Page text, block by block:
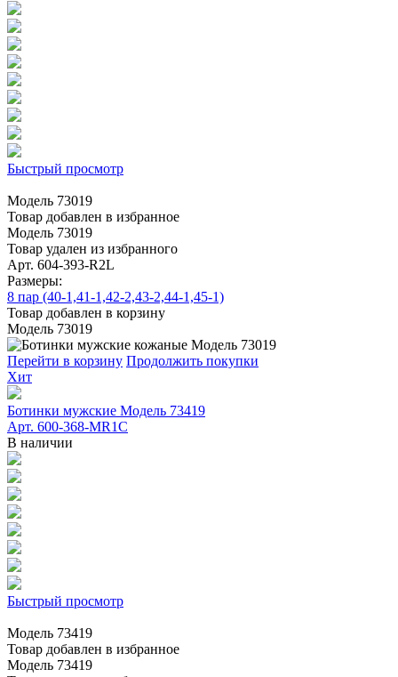
Быстрый просмотр
Модель 73019
Товар добавлен в избранное
Модель 73019
Товар удален из избранного
Арт. 604-393-R2L
Размеры:
8 пар (40-1,41-1,42-2,43-2,44-1,45-1)
Товар добавлен в корзину
Модель 73019
Перейти в корзину Продолжить покупки
Хит
Ботинки мужские Модель 73419
Арт. 600-368-MR1C
В наличии
Быстрый просмотр
Модель 73419
Товар добавлен в избранное
Модель 73419